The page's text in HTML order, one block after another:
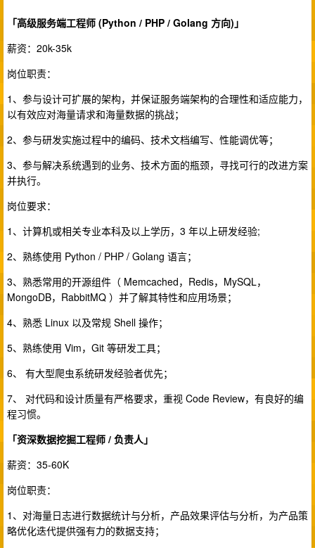
「高级服务端工程师 (Python / PHP / Golang 方向)」
薪资：20k-35k
岗位职责：
1、参与设计可扩展的架构，并保证服务端架构的合理性和适应能力，
以有效应对海量请求和海量数据的挑战；
2、参与研发实施过程中的编码、技术文档编写、性能调优等；
3、参与解决系统遇到的业务、技术方面的瓶颈，寻找可行的改进方案
并执行。
岗位要求：
1、计算机或相关专业本科及以上学历，3 年以上研发经验;
2、熟练使用 Python / PHP / Golang 语言；
3、熟悉常用的开源组件（ Memcached，Redis，MySQL，
MongoDB，RabbitMQ ）并了解其特性和应用场景；
4、熟悉 Linux 以及常规 Shell 操作；
5、熟练使用 Vim，Git 等研发工具；
6、 有大型爬虫系统研发经验者优先；
7、 对代码和设计质量有严格要求，重视 Code Review，有良好的编
程习惯。
「资深数据挖掘工程师 / 负责人」
薪资：35-60K
岗位职责：
1、对海量日志进行数据统计与分析，产品效果评估与分析，为产品策
略优化迭代提供强有力的数据支持；